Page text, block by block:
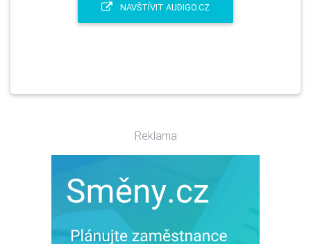
NAVŠTÍVIT AUDIGO.CZ
Reklama